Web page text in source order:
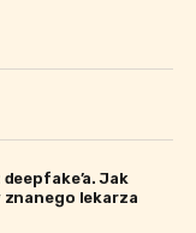
Jak
lekarza